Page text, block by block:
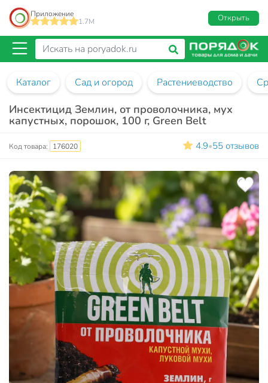
Приложение
1.7M
Открыть
Каталог Сад и огород Растениеводство
Инсектицид Землин, от проволочника, мух
капустных, порошок, 100 г, Green Belt
Код товара: 176020 4.9•55 отзывов